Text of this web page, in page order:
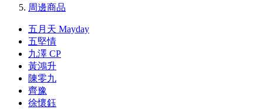
周邊商品
五月天 Mayday
五堅情
九澤 CP
黃鴻升
陳零九
齊豫
徐懷鈺